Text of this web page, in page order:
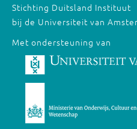
Stichting Duitsland Instituut
bij de Universiteit van
Met ondersteuning van